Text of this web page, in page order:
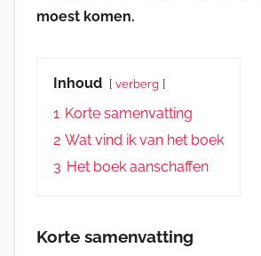
moest komen.
Inhoud verberg
1 Korte samenvatting
2 Wat vind ik van het boek
3 Het boek aanschaffen
Korte samenvatting